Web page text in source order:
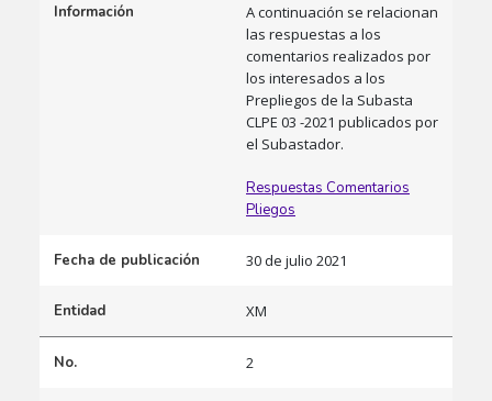
Información
A continuación se relacionan
las respuestas a los
comentarios realizados por
los interesados a los
Prepliegos de la Subasta
CLPE 03 -2021 publicados por
el Subastador.
Respuestas Comentarios
Pliegos
Fecha de publicación 30 de julio 2021
Entidad XM
No. 2